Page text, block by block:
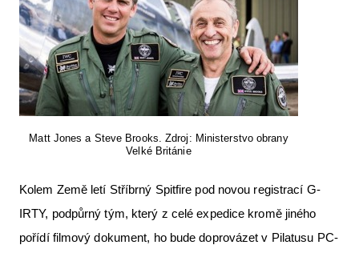
Matt Jones a Steve Brooks. Zdroj: Ministerstvo obrany
Velké Británie
Kolem Země letí Stříbrný Spitfire pod novou registrací G-
IRTY, podpůrný tým, který z celé expedice kromě jiného
pořídí filmový dokument, ho bude doprovázet v Pilatusu PC-